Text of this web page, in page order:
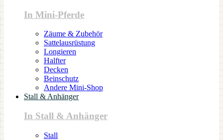
In Mini-Pferde
Zäume & Zubehör
Sattelausrüstung
Longieren
Halfter
Decken
Beinschutz
Andere Mini-Shop
Stall & Anhänger
In Stall & Anhänger
Stall